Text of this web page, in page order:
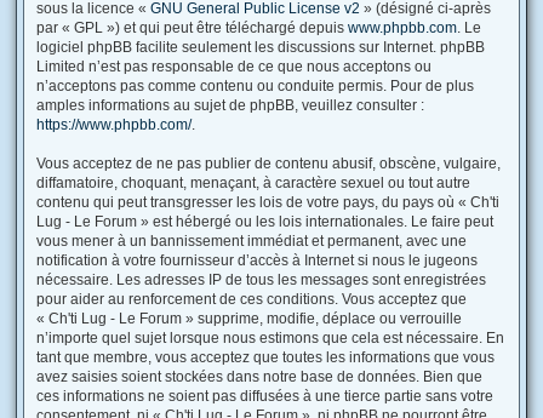
sous la licence « GNU General Public License v2 » (désigné ci-après
par « GPL ») et qui peut être téléchargé depuis www.phpbb.com. Le
logiciel phpBB facilite seulement les discussions sur Internet. phpBB
Limited n’est pas responsable de ce que nous acceptons ou
n’acceptons pas comme contenu ou conduite permis. Pour de plus
amples informations au sujet de phpBB, veuillez consulter :
https://www.phpbb.com/.
Vous acceptez de ne pas publier de contenu abusif, obscène, vulgaire,
diffamatoire, choquant, menaçant, à caractère sexuel ou tout autre
contenu qui peut transgresser les lois de votre pays, du pays où « Ch'ti
Lug - Le Forum » est hébergé ou les lois internationales. Le faire peut
vous mener à un bannissement immédiat et permanent, avec une
notification à votre fournisseur d’accès à Internet si nous le jugeons
nécessaire. Les adresses IP de tous les messages sont enregistrées
pour aider au renforcement de ces conditions. Vous acceptez que
« Ch'ti Lug - Le Forum » supprime, modifie, déplace ou verrouille
n’importe quel sujet lorsque nous estimons que cela est nécessaire. En
tant que membre, vous acceptez que toutes les informations que vous
avez saisies soient stockées dans notre base de données. Bien que
ces informations ne soient pas diffusées à une tierce partie sans votre